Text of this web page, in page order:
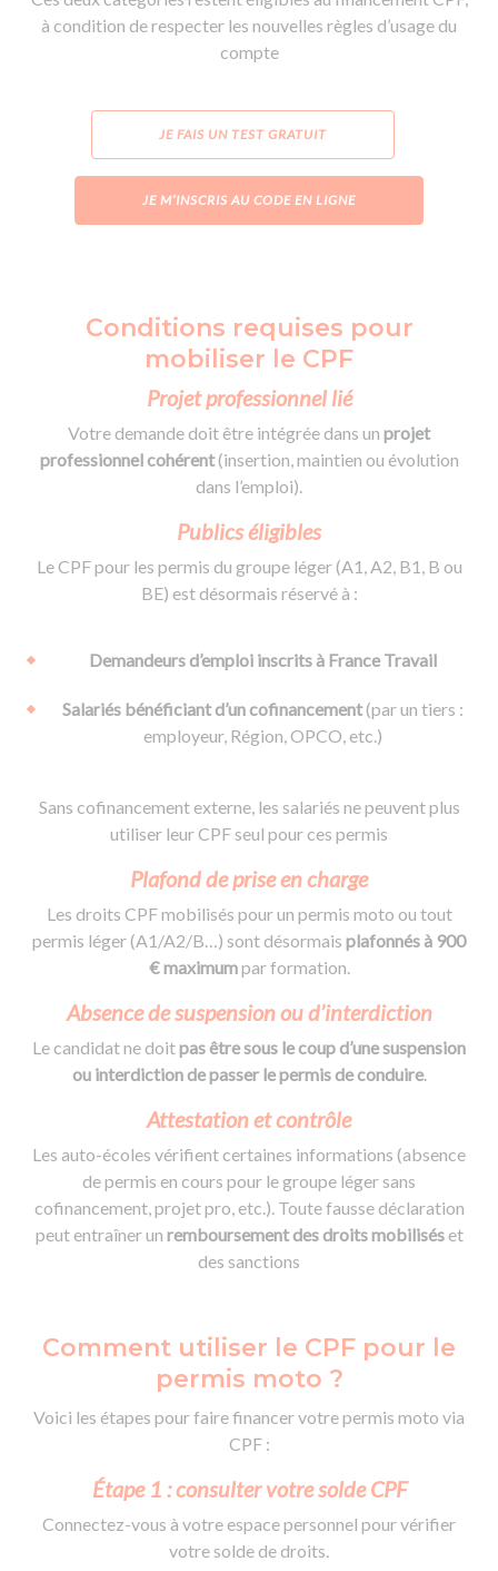
à condition de respecter les nouvelles règles d’usage du
compte
JE FAIS UN TEST GRATUIT
JE M’INSCRIS AU CODE EN LIGNE
Conditions requises pour
mobiliser le CPF
Projet professionnel lié
Votre demande doit être intégrée dans un projet
professionnel cohérent(insertion, maintien ou évolution
dans l’emploi).
Publics éligibles
Le CPF pour les permis du groupe léger (A1, A2, B1, B ou
BE) est désormais réservé à :
Demandeurs d’emploi inscrits à France Travail
Salariés bénéficiant d’un cofinancement(par un tiers :
employeur, Région, OPCO, etc.)
Sans cofinancement externe, les salariés ne peuvent plus
utiliser leur CPF seul pour ces permis
Plafond de prise en charge
Les droits CPF mobilisés pour un permis moto ou tout
permis léger (A1/A2/B…) sont désormais plafonnés à 900
€ maximumpar formation.
Absence de suspension ou d’interdiction
Le candidat ne doitpas être sous le coup d’une suspension
ou interdiction de passer le permis de conduire.
Attestation et contrôle
Les auto-écoles vérifient certaines informations (absence
de permis en cours pour le groupe léger sans
cofinancement, projet pro, etc.). Toute fausse déclaration
peut entraîner un remboursement des droits mobiliséset
des sanctions
Comment utiliser le CPF pour le
permis moto ?
Voici les étapes pour faire financer votre permis moto via
CPF :
Étape 1 : consulter votre solde CPF
Connectez-vous à votre espace personnel pour vérifier
votre solde de droits.